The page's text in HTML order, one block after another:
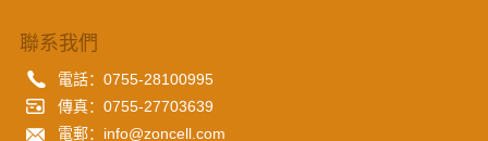
聯系我們
電話：0755-28100995
傳真：0755-27703639
電郵：info@zoncell.com